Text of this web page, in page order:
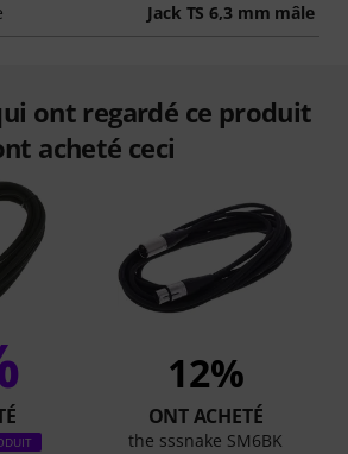
Jack TS 6,3 mm mâle
ont regardé ce produit
acheté ceci
12%
ONT ACHETÉ
the sssnake SM6BK